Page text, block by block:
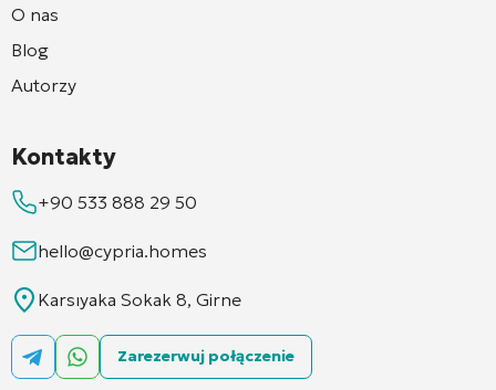
O nas
Blog
Autorzy
Kontakty
+90 533 888 29 50
hello@cypria.homes
Karsıyaka Sokak 8, Girne
Zarezerwuj połączenie